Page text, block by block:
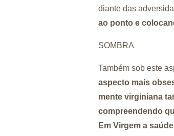
diante das
ao ponto e
SOMBRA
Também sob este
aspecto mais
mente virginiana
compreendendo
Em Virgem a